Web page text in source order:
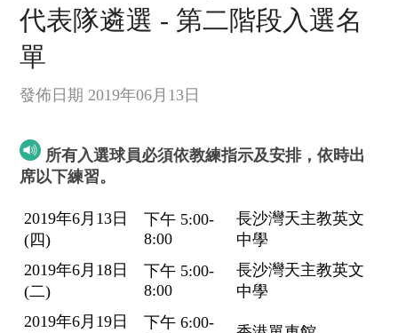
代表隊遴選 - 第二階段入選名
單
發佈日期 2019年06月13日
所有入選球員必須依教練指示及安排，依時出
席以下練習。
2019年6月13日
(四)
下午 5:00-
8:00
長沙灣天主教英文
中學
2019年6月18日
(二)
下午 5:00-
8:00
長沙灣天主教英文
中學
2019年6月19日
下午 6:00-